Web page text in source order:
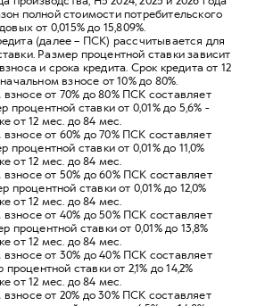
полной стоимости потребительского
от 0,015% до 15,809%.
(далее – ПСК) рассчитывается для
Размер процентной ставки зависит
и срока кредита. Срок кредита от 12
взносе от 10% до 80%.
от 70% до 80% ПСК составляет
процентной ставки от 0,01% до 5,6% -
от 12 мес. до 84 мес.
от 60% до 70% ПСК составляет
процентной ставки от 0,01% до 11,0%
от 12 мес. до 84 мес.
от 50% до 60% ПСК составляет
процентной ставки от 0,01% до 12,0%
от 12 мес. до 84 мес.
от 40% до 50% ПСК составляет
процентной ставки от 0,01% до 13,8%
от 12 мес. до 84 мес.
от 30% до 40% ПСК составляет
процентной ставки от 2,1% до 14,2%
от 12 мес. до 84 мес.
от 20% до 30% ПСК составляет